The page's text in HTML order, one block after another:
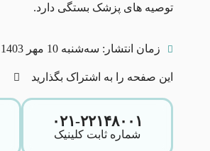
توصیه ‌های پزشک بستگی دارد.
زمان انتشار: سه‌شنبه 10 مهر 1403
این صفحه را به اشتراک بگذارید
۰۲۱-۲۲۱۴۸۰۰۱
شماره ثابت کلینیک